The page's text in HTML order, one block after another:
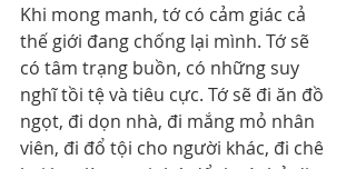
Khi mong manh, tớ có cảm giác cả
thế giới đang chống lại mình. Tớ sẽ
có tâm trạng buồn, có những suy
nghĩ tồi tệ và tiêu cực. Tớ sẽ đi ăn đồ
ngọt, đi dọn nhà, đi mắng mỏ nhân
viên, đi đổ tội cho người khác, đi chê